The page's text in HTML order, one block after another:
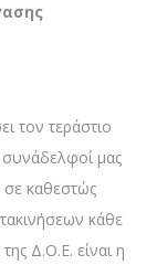
τον τεράστιο
μας
σε καθεστώς
κάθε
Δ.Ο.Ε. είναι η